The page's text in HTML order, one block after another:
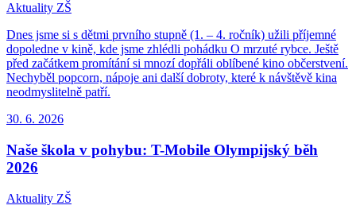
Aktuality ZŠ
Dnes jsme si s dětmi prvního stupně (1. – 4. ročník) užili příjemné
dopoledne v kině, kde jsme zhlédli pohádku O mrzuté rybce. Ještě
před začátkem promítání si mnozí dopřáli oblíbené kino občerstvení.
Nechyběl popcorn, nápoje ani další dobroty, které k návštěvě kina
neodmyslitelně patří.
30. 6. 2026
Naše škola v pohybu: T-Mobile Olympijský běh
2026
Aktuality ZŠ